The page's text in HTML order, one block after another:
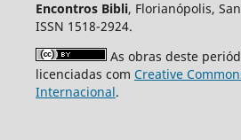
Encontros Bibli, Florianópolis,
ISSN 1518-2924.
As obras deste
licenciadas com Creative
Internacional.